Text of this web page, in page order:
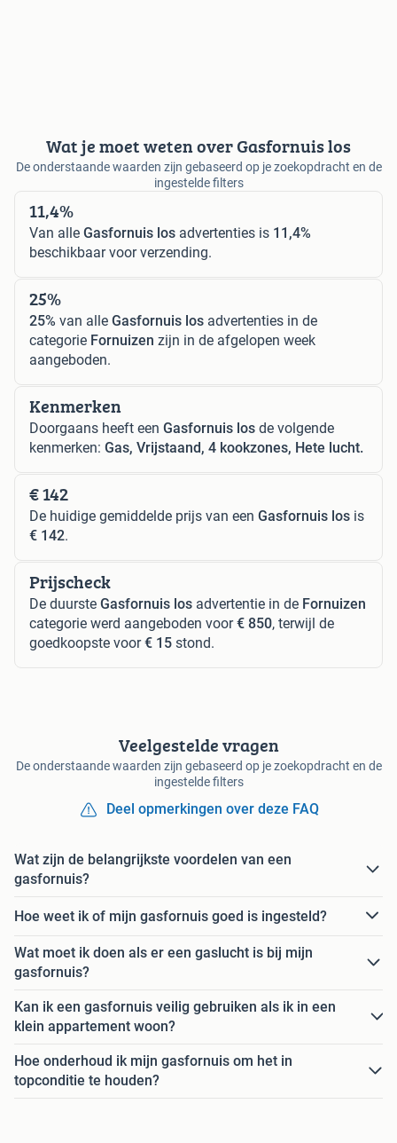
Wat je moet weten over Gasfornuis los
De onderstaande waarden zijn gebaseerd op je zoekopdracht en de
ingestelde filters
11,4%
Van alle Gasfornuis los advertenties is 11,4%
beschikbaar voor verzending.
25%
25% van alle Gasfornuis los advertenties in de
categorie Fornuizen zijn in de afgelopen week
aangeboden.
Kenmerken
Doorgaans heeft een Gasfornuis los de volgende
kenmerken: Gas, Vrijstaand, 4 kookzones, Hete lucht.
€ 142
De huidige gemiddelde prijs van een Gasfornuis los is
€ 142.
Prijscheck
De duurste Gasfornuis los advertentie in de Fornuizen
categorie werd aangeboden voor€ 850, terwijl de
goedkoopste voor€ 15 stond.
Veelgestelde vragen
De onderstaande waarden zijn gebaseerd op je zoekopdracht en de
ingestelde filters
Deel opmerkingen over deze FAQ
Wat zijn de belangrijkste voordelen van een
gasfornuis?
Hoe weet ik of mijn gasfornuis goed is ingesteld?
Wat moet ik doen als er een gaslucht is bij mijn
gasfornuis?
Kan ik een gasfornuis veilig gebruiken als ik in een
klein appartement woon?
Hoe onderhoud ik mijn gasfornuis om het in
topconditie te houden?